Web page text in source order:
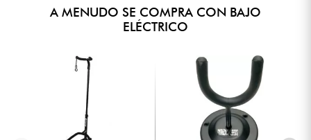
A MENUDO SE COMPRA CON BAJO
ELÉCTRICO